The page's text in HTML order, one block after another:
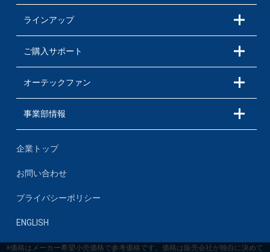
ラインアップ
ご購入サポート
オーテックファン
事業部情報
企業トップ
お問い合わせ
プライバシーポリシー
ENGLISH
※価格はメーカー希望小売価格で参考価格です。価格は販売会社が独自に決めて